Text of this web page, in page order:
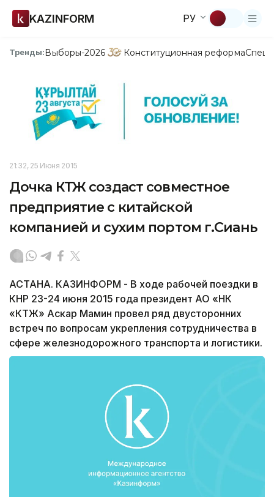
KAZINFORM РУ
Тренды:Выборы-2026 Конституционная реформа
21:32, 25 Июня 2015
Дочка КТЖ создаст совместное
предприятие с китайской
компанией и сухим портом г.Сиань
АСТАНА. КАЗИНФОРМ - В ходе рабочей поездки в
КНР 23-24 июня 2015 года президент АО «НК
«КТЖ» Аскар Мамин провел ряд двусторонних
встреч по вопросам укрепления сотрудничества в
сфере железнодорожного транспорта и логистики.